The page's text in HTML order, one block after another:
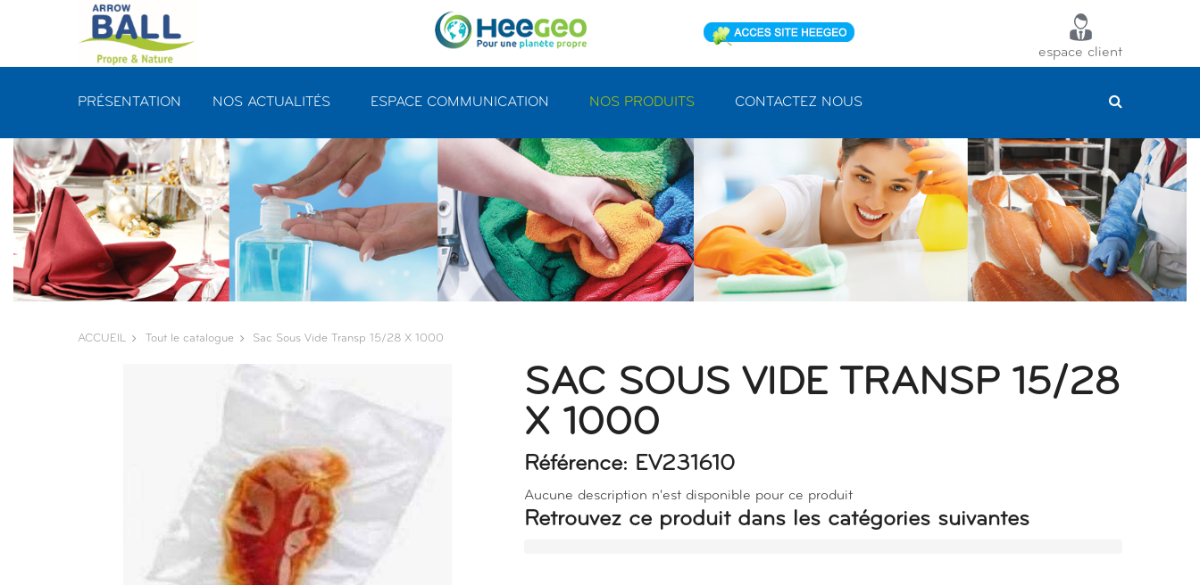
espace client
PRÉSENTATION NOS ACTUALITÉS ESPACE COMMUNICATION NOS PRODUITS CONTACTEZ NOUS
ACCUEIL Tout le catalogue Sac Sous Vide Transp 15/28 X 1000
SAC SOUS VIDE TRANSP 15/28
X 1000
Référence: EV231610
Aucune description n'est disponible pour ce produit
Retrouvez ce produit dans les catégories suivantes
Panneau de gestion des cookies